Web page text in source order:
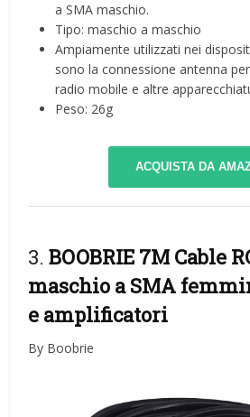
a SMA maschio.
Tipo: maschio a maschio
Ampiamente utilizzati nei
sono la connessione antenna
radio mobile e altre
Peso: 26g
ACQUISTA DA
3.BOOBRIE 7M Cable
maschio a SMA
e amplificatori
By Boobrie